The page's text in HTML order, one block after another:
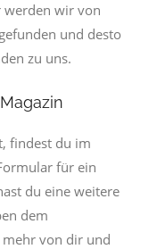
werden wir von
und desto
zu uns.
findest du im
für ein
du eine weitere
dem
von dir und